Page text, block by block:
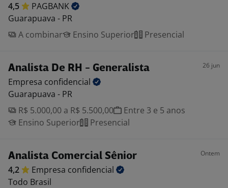
4,5
PAGBANK
Guarapuava - PR
A combinar
Ensino Superior Presencial
Analista De RH - Generalista 26 jun
Empresa confidencial
Guarapuava - PR
R$ 5.000,00 a R$ 5.500,00
Entre 3 e 5 anos
Ensino Superior
Presencial
Analista Comercial Sênior Ontem
4,2 Empresa confidencial
Todo Brasil